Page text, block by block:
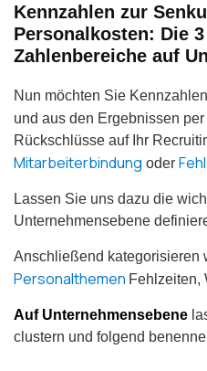
Kennzahlen zur
Personalkosten: Die
Zahlenbereiche auf
Nun möchten Sie
und aus den Ergebnissen per
Rückschlüsse auf Ihr
Mitarbeiterbindung oder
Lassen Sie uns dazu die
Unternehmensebene
Anschließend kategorisieren
Personalthemen Fehlzeiten,
Auf Unternehmensebene
clustern und folgend